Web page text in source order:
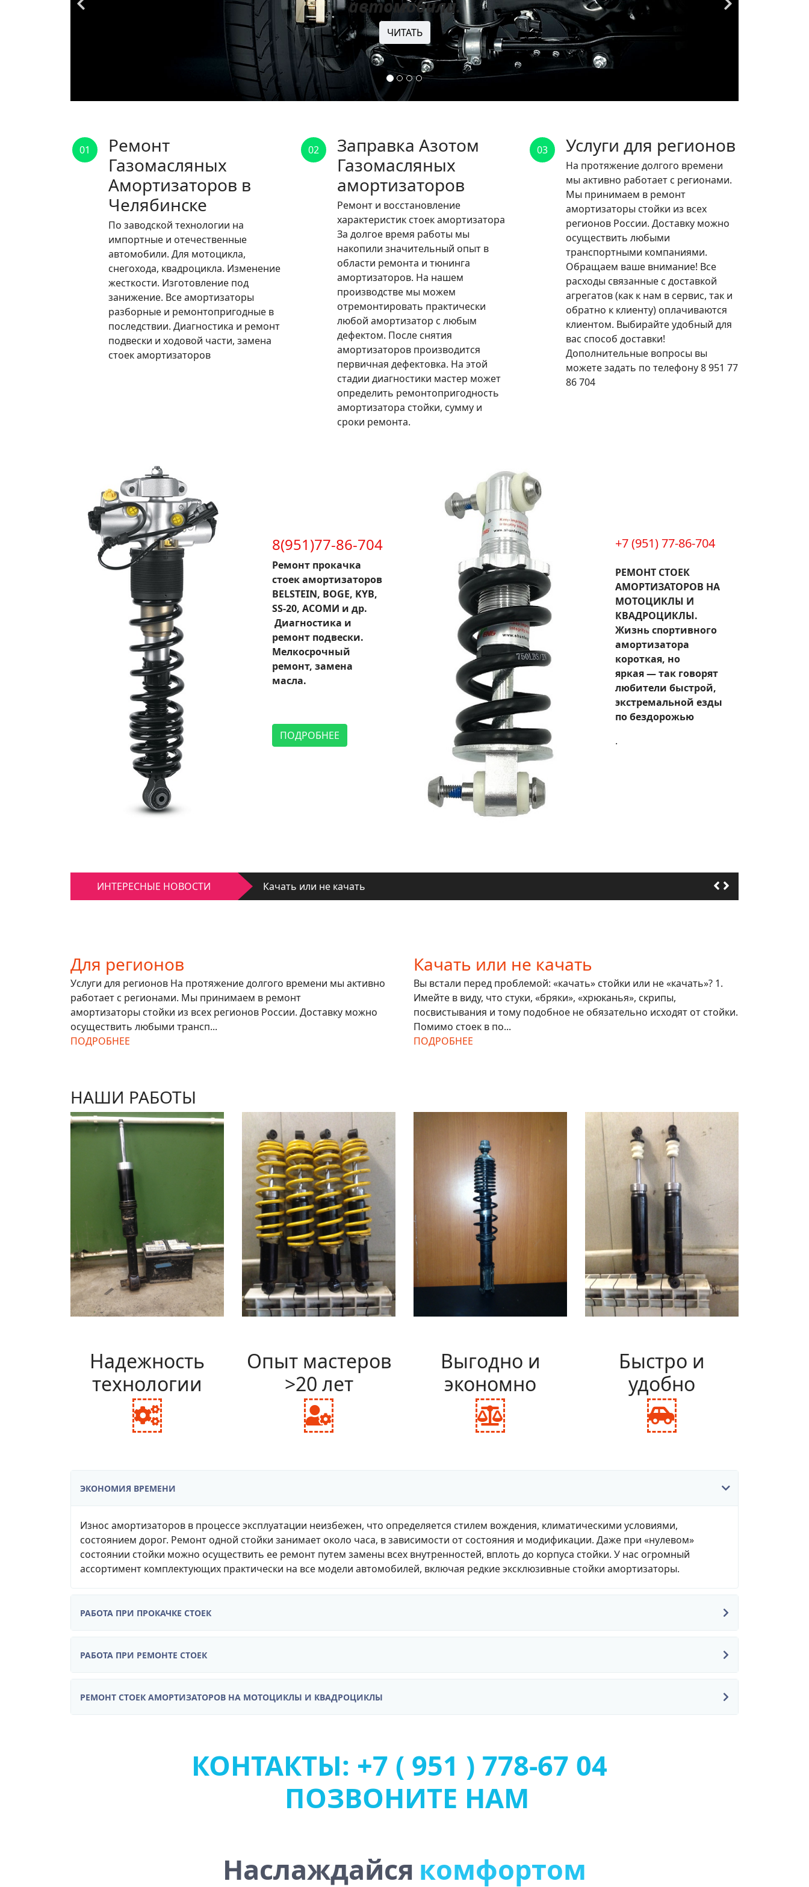
автомобили.
ЧИТАТЬ
01
Ремонт
Газомасляных
Амортизаторов в
Челябинске
По заводской технологии на
импортные и отечественные
автомобили. Для мотоцикла,
снегохода, квадроцикла. Изменение
жесткости. Изготовление под
занижение. Все амортизаторы
разборные и ремонтопригодные в
последствии. Диагностика и ремонт
подвески и ходовой части, замена
стоек амортизаторов
02
Заправка Азотом
Газомасляных
амортизаторов
Ремонт и восстановление
характеристик стоек амортизатора
За долгое время работы мы
накопили значительный опыт в
области ремонта и тюнинга
амортизаторов. На нашем
производстве мы можем
отремонтировать практически
любой амортизатор с любым
дефектом. После снятия
амортизаторов производится
первичная дефектовка. На этой
стадии диагностики мастер может
определить ремонтопригодность
амортизатора стойки, сумму и
сроки ремонта.
03 Услуги для регионов
На протяжение долгого времени
мы активно работает с регионами.
Мы принимаем в ремонт
амортизаторы стойки из всех
регионов России. Доставку можно
осуществить любыми
транспортными компаниями.
Обращаем ваше внимание! Все
расходы связанные с доставкой
агрегатов (как к нам в сервис, так и
обратно к клиенту) оплачиваются
клиентом. Выбирайте удобный для
вас способ доставки!
Дополнительные вопросы вы
можете задать по телефону 8 951 77
86 704
8(951)77-86-704
Ремонт прокачка
стоек амортизаторов
BELSTEIN, BOGE, KYB,
SS-20, АСОМИ и др.
Диагностика и
ремонт подвески.
Мелкосрочный
ремонт, замена
масла.
ПОДРОБНЕЕ
+7 (951) 77-86-704
РЕМОНТ СТОЕК
АМОРТИЗАТОРОВ НА
МОТОЦИКЛЫ И
КВАДРОЦИКЛЫ.
Жизнь спортивного
амортизатора
короткая, но
яркая — так говорят
любители быстрой,
экстремальной езды
по бездорожью
.
ИНТЕРЕСНЫЕ НОВОСТИ
Для регионов
Услуги для регионов На протяжение долгого времени мы активно
работает с регионами. Мы принимаем в ремонт
амортизаторы стойки из всех регионов России. Доставку можно
осуществить любыми трансп...
ПОДРОБНЕЕ
Качать или не качать
Вы встали перед проблемой: «качать» стойки или не «качать»? 1.
Имейте в виду, что стуки, «бряки», «хрюканья», скрипы,
посвистывания и тому подобное не обязательно исходят от стойки.
Помимо стоек в по...
ПОДРОБНЕЕ
НАШИ РАБОТЫ
Надежность
технологии
fa
Опыт мастеров
>20 лет
fas
Выгодно и
экономно
fas
Быстро и
удобно
fas
ЭКОНОМИЯ ВРЕМЕНИ
Износ амортизаторов в процессе эксплуатации неизбежен, что определяется стилем вождения, климатическими условиями,
состоянием дорог. Ремонт одной стойки занимает около часа, в зависимости от состояния и модификации. Даже при «нулевом»
состоянии стойки можно осуществить ее ремонт путем замены всех внутренностей, вплоть до корпуса стойки. У нас огромный
ассортимент комплектующих практически на все модели автомобилей, включая редкие эксклюзивные стойки амортизаторы.
РАБОТА ПРИ ПРОКАЧКЕ СТОЕК
РАБОТА ПРИ РЕМОНТЕ СТОЕК
РЕМОНТ СТОЕК АМОРТИЗАТОРОВ НА МОТОЦИКЛЫ И КВАДРОЦИКЛЫ
КОНТАКТЫ: +7 ( 951 ) 778-67 04
ПОЗВОНИТЕ НАМ
Наслаждайся комфортом